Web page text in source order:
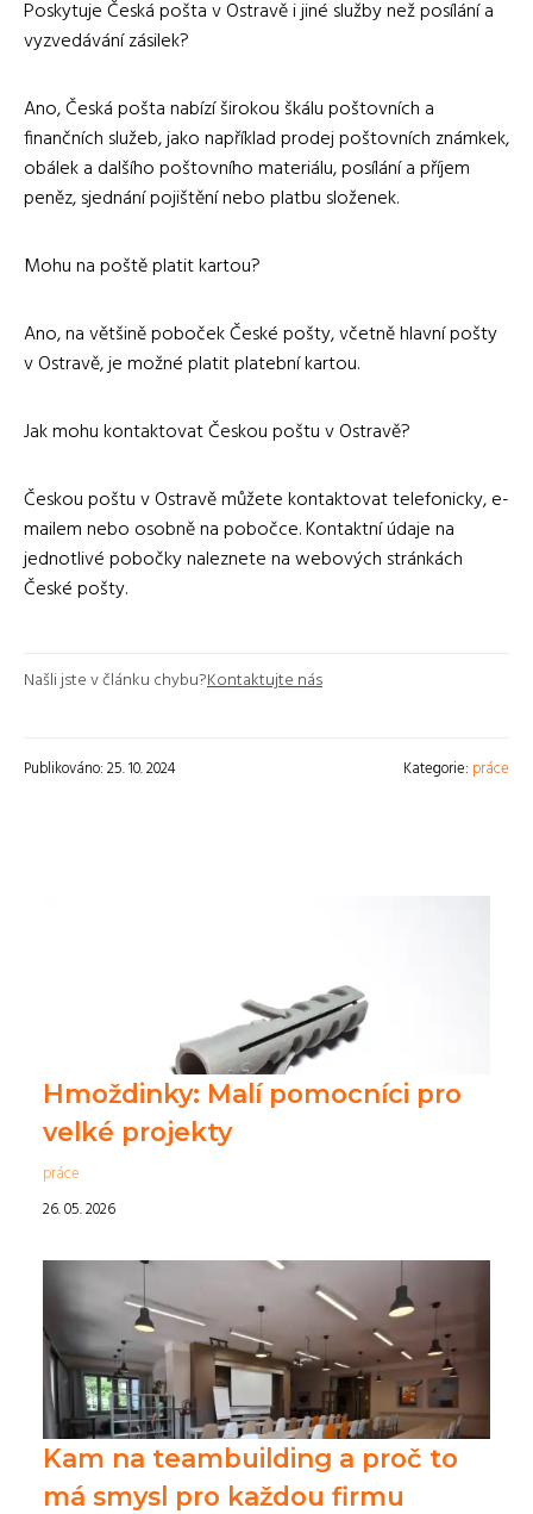
Poskytuje Česká pošta v Ostravě i jiné služby než posílání a
vyzvedávání zásilek?
Ano, Česká pošta nabízí širokou škálu poštovních a
finančních služeb, jako například prodej poštovních známkek,
obálek a dalšího poštovního materiálu, posílání a příjem
peněz, sjednání pojištění nebo platbu složenek.
Mohu na poště platit kartou?
Ano, na většině poboček České pošty, včetně hlavní pošty
v Ostravě, je možné platit platební kartou.
Jak mohu kontaktovat Českou poštu v Ostravě?
Českou poštu v Ostravě můžete kontaktovat telefonicky, e-
mailem nebo osobně na pobočce. Kontaktní údaje na
jednotlivé pobočky naleznete na webových stránkách
České pošty.
Našli jste v článku chybu?Kontaktujte nás
Publikováno: 25. 10. 2024 Kategorie: práce
Hmoždinky: Malí pomocníci pro
velké projekty
práce
26. 05. 2026
Kam na teambuilding a proč to
má smysl pro každou firmu